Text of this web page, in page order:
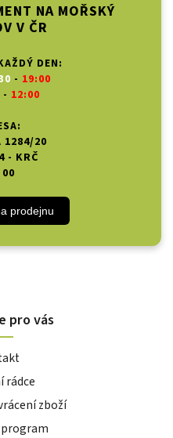
NA MOŘSKÝ
V ČR
DEN:
- 19:00
- 12:00
1284/20
- KRČ
prodejnu
pro vás
rádce
zboží